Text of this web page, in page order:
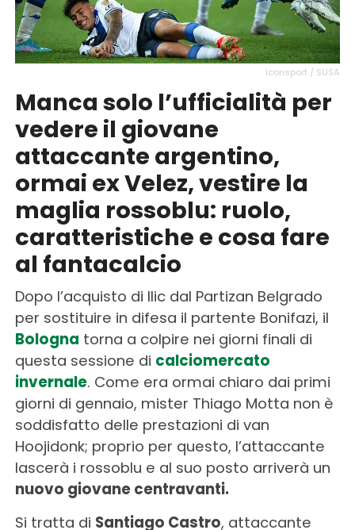
Iconsport / SUSA
Manca solo l’ufficialità per
vedere il giovane
attaccante argentino,
ormai ex Velez, vestire la
maglia rossoblu: ruolo,
caratteristiche e cosa fare
al fantacalcio
Dopo l’acquisto di Ilic dal Partizan Belgrado
per sostituire in difesa il partente Bonifazi, il
Bologna torna a colpire nei giorni finali di
questa sessione di calciomercato
invernale. Come era ormai chiaro dai primi
giorni di gennaio, mister Thiago Motta non è
soddisfatto delle prestazioni di van
Hoojidonk; proprio per questo, l’attaccante
lascerà i rossoblu e al suo posto arriverà un
nuovo giovane centravanti.
Si tratta di Santiago Castro, attaccante